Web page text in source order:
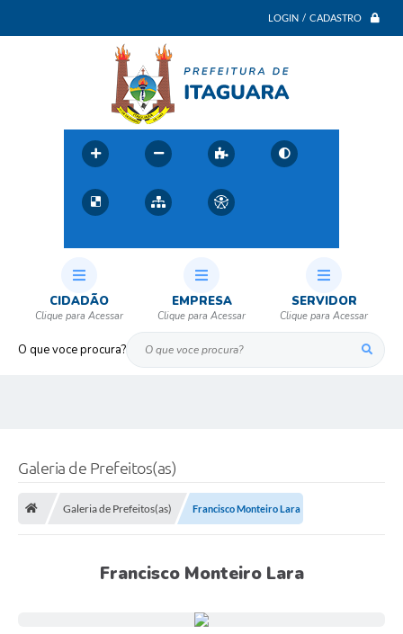
LOGIN / CADASTRO
O que voce procura?
CIDADÃO EMPRESA SERVIDOR
Galeria de Prefeitos(as)
Galeria de Prefeitos(as) Francisco Monteiro Lara
Francisco Monteiro Lara